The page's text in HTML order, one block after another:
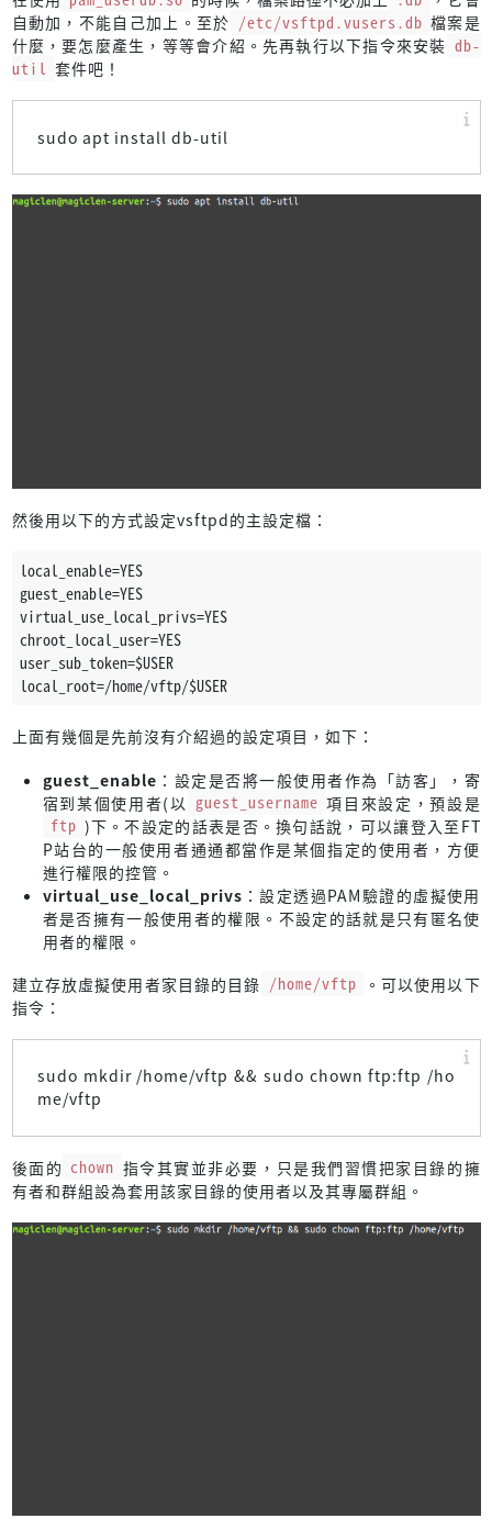
自動加，不能自己加上。至於 /etc/vsftpd.vusers.db 檔案是
什麼，要怎麼產生，等等會介紹。先再執行以下指令來安裝 db-
util 套件吧！
sudo apt install db-util
然後用以下的方式設定vsftpd的主設定檔：
local_enable=YES
guest_enable=YES
virtual_use_local_privs=YES
chroot_local_user=YES
user_sub_token=$USER
local_root=/home/vftp/$USER
上面有幾個是先前沒有介紹過的設定項目，如下：
guest_enable ：設定是否將一般使用者作為「訪客」，寄
宿到某個使用者(以 guest_username 項目來設定，預設是
ftp )下。不設定的話表是否。換句話說，可以讓登入至FT
P站台的一般使用者通通都當作是某個指定的使用者，方便
進行權限的控管。
virtual_use_local_privs ：設定透過PAM驗證的虛擬使用
者是否擁有一般使用者的權限。不設定的話就是只有匿名使
用者的權限。
建立存放虛擬使用者家目錄的目錄 /home/vftp
。可以使用以下
指令：
sudo mkdir /home/vftp && sudo chown ftp:ftp /ho
me/vftp
後面的 chown 指令其實並非必要，只是我們習慣把家目錄的擁
有者和群組設為套用該家目錄的使用者以及其專屬群組。